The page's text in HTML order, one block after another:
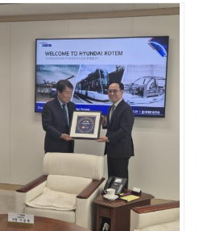
워싱턴타임즈에 게재했다. 이번 게
제로, 전쟁 이후에도 이어진 희생의
의미를 되새기고 미국 사회에 감사
의 뜻을 전하는 데 초점을 맞췄다.
특히 푸에블로호 사건과 EC-121
격추 사건 등 냉전기 주요 사건을
조명하여, 정전 이후에도 계속된 희
생의 역사를 환기했다. 또한 용산
전쟁기념관 내 주한미군 전사자 추
모비에 새겨진 103명의 이름을 소
개하며 그 상징적 의미를 전하고,
재단이 추진 중인 추모 행사와 콘텐
츠 제작 등 다양한 기념 활동도 함